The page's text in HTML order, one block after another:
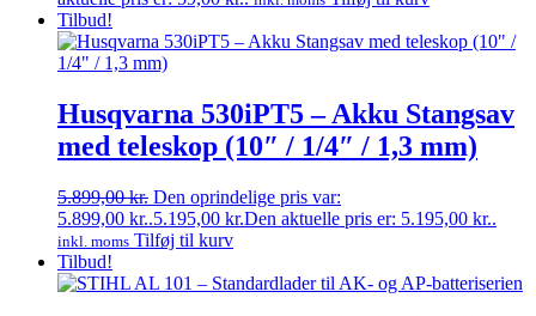
Tilbud!
Husqvarna 530iPT5 – Akku Stangsav
med teleskop (10″ / 1/4″ / 1,3 mm)
5.899,00kr. Den oprindelige pris var:
5.899,00 kr..5.195,00 kr.Den aktuelle pris er: 5.195,00 kr..
inkl. moms Tilføj til kurv
Tilbud!